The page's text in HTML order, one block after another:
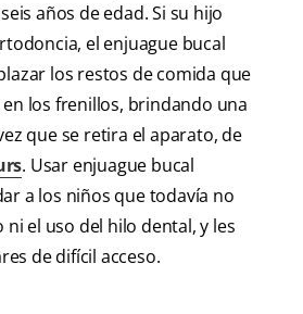
años de edad. Si su hijo
el enjuague bucal
los restos de comida que
los frenillos, brindando una
que se retira el aparato, de
. Usar enjuague bucal
a los niños que todavía no
el uso del hilo dental, y les
de difícil acceso.